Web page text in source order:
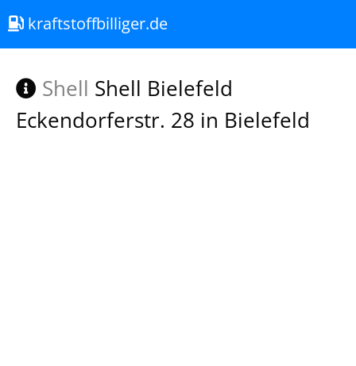
kraftstoffbilliger.de
Shell Shell Bielefeld
Eckendorferstr. 28 in Bielefeld